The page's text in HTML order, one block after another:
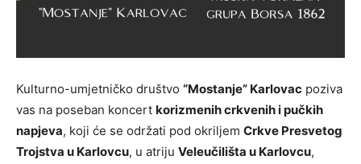
Kulturno-umjetničko društvo “Mostanje” Karlovac poziva
vas na poseban koncert korizmenih crkvenih i pučkih
napjeva, koji će se održati pod okriljem Crkve Presvetog
Trojstva u Karlovcu, u atriju Veleučilišta u Karlovcu,